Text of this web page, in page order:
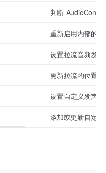
判断
重新启用内部的
设置拉流音频发
更新拉流的位置。
设置自定义发声
添加或更新自定